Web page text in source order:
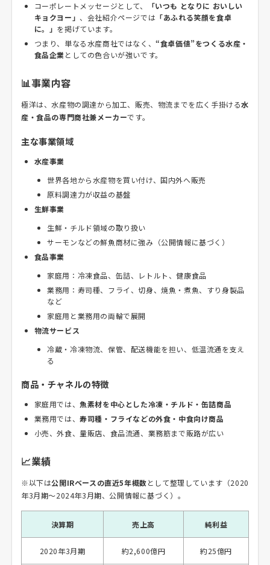
コーポレートメッセージとして、
「いつも となりに おいしい
キョクヨー」 、会社紹介ページでは 「あふれる笑顔を食卓
に。」 を掲げています。
つまり、単なる水産商社ではなく、“食卓価値”をつくる水産・
食品企業 としての色合いが強いです。
📊事業内容
極洋は、水産物の調達から加工、販売、物流までを広く手掛ける水
産・食品の専門商社兼メーカーです。
主な事業領域
水産事業
世界各地から水産物を買い付け、国内外へ販売
原料調達力が収益の基盤
生鮮事業
生鮮・チルド領域の取り扱い
サーモンなどの鮮魚商材に強み（公開情報に基づく）
食品事業
家庭用：冷凍食品、缶詰、レトルト、健康食品
業務用：寿司種、フライ、切身、焼魚・煮魚、すり身製品
など
家庭用と業務用の両輪で展開
物流サービス
冷蔵・冷凍物流、保管、配送機能を担い、低温流通を支え
る
商品・チャネルの特徴
家庭用では、魚素材を中心とした冷凍・チルド・缶詰商品
業務用では、寿司種・フライなどの外食・中食向け商品
小売、外食、量販店、食品流通、業務筋まで販路が広い
📈業績
※以下は公開IRベースの直近5年概数として整理しています（2020
年3月期〜2024年3月期、公開情報に基づく）。
決算期 売上高 純利益
2020年3月期 約2,600億円 約25億円